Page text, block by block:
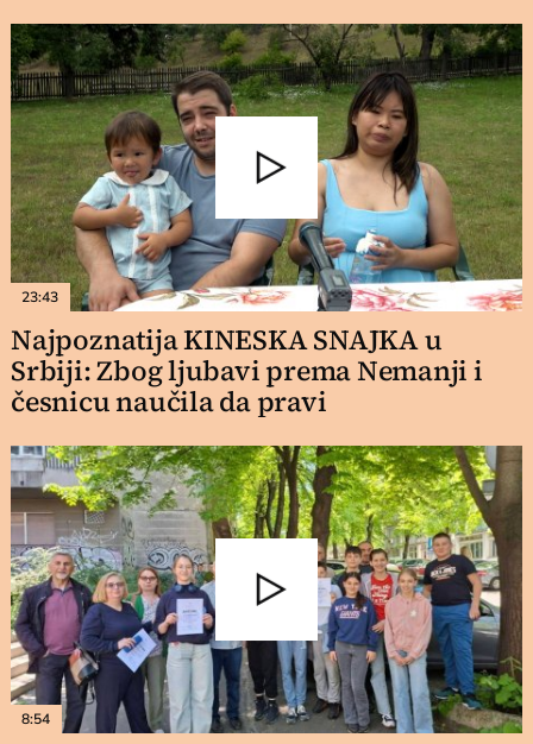
23:43
Najpoznatija KINESKA SNAJKA u
Srbiji: Zbog ljubavi prema Nemanji i
česnicu naučila da pravi
8:54